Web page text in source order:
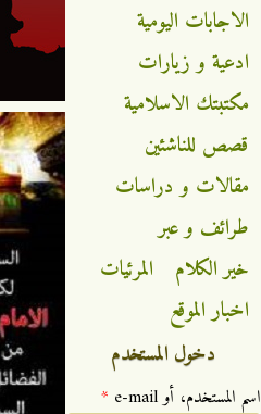
الاجابات اليومية
ادعية و زيارات
مكتبتك الاسلامية
قصص للناشئين
مقالات و دراسات
طرائف و عبر
خير الكلام
المرئيات
اخبار الموقع
دخول المستخدم
‏اسم المستخدم، أو e-mail ‏ *